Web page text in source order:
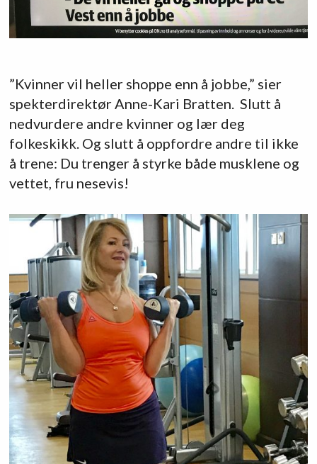
”Kvinner vil heller shoppe enn å jobbe,” sier
spekterdirektør Anne-Kari Bratten. Slutt å
nedvurdere andre kvinner og lær deg
folkeskikk. Og slutt å oppfordre andre til ikke
å trene: Du trenger å styrke både musklene og
vettet, fru nesevis!